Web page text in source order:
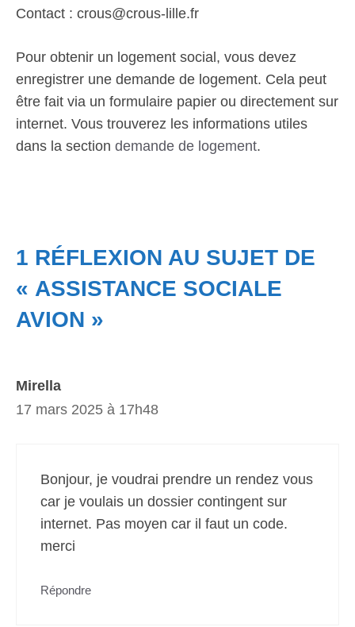
Contact : crous@crous-lille.fr
Pour obtenir un logement social, vous devez
enregistrer une demande de logement. Cela peut
être fait via un formulaire papier ou directement sur
internet. Vous trouverez les informations utiles
dans la section demande de logement.
1 RÉFLEXION AU SUJET DE
« ASSISTANCE SOCIALE
AVION »
Mirella
17 mars 2025 à 17h48
Bonjour, je voudrai prendre un rendez vous
car je voulais un dossier contingent sur
internet. Pas moyen car il faut un code.
merci
Répondre